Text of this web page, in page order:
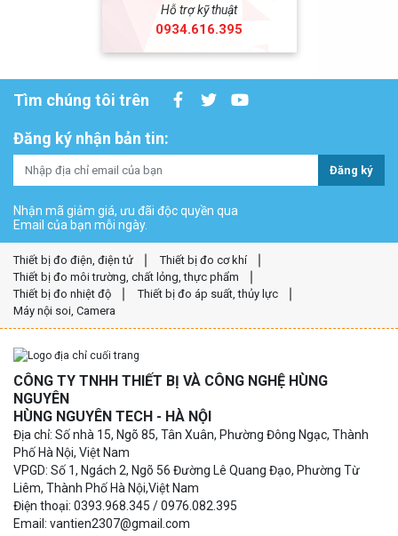
Hỗ trợ kỹ thuật
0934.616.395
Tìm chúng tôi trên
Đăng ký nhận bản tin:
Đăng ký
Nhận mã giảm giá, ưu đãi độc quyền qua
Email của bạn mỗi ngày.
Thiết bị đo điện, điện tử
Thiết bị đo cơ khí
Thiết bị đo môi trường, chất lỏng, thực phẩm
Thiết bị đo nhiệt độ
Thiết bị đo áp suất, thủy lực
Máy nội soi, Camera
CÔNG TY TNHH THIẾT BỊ VÀ CÔNG NGHỆ HÙNG
NGUYÊN
HÙNG NGUYÊN TECH - HÀ NỘI
Địa chỉ: Số nhà 15, Ngõ 85, Tân Xuân, Phường Đông Ngạc, Thành
Phố Hà Nội, Việt Nam
VPGD: Số 1, Ngách 2, Ngõ 56 Đường Lê Quang Đạo, Phường Từ
Liêm, Thành Phố Hà Nội,Việt Nam
Điện thoại: 0393.968.345 / 0976.082.395
Email: vantien2307@gmail.com